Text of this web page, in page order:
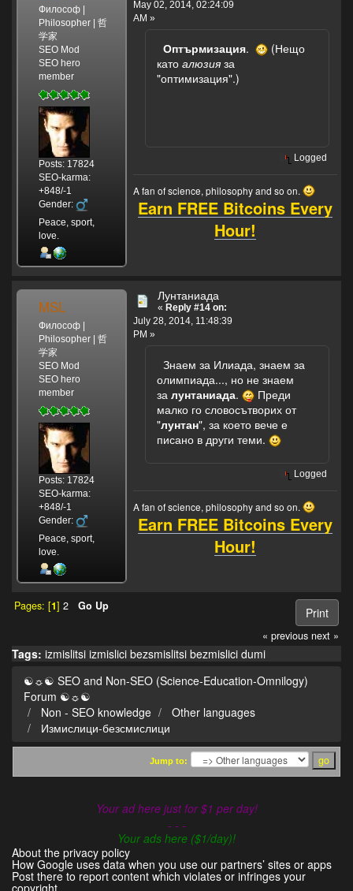
Представьте
съела
кузнеца!
думал,
не
гадал
он
Такого
вот
себе,
Представьте
себе,
Никак
не
ожидал
Представьте
себе,
Такого
Философ |
Philosopher | 哲
学家
SEO Mod
SEO hero
member
Posts: 17824
SEO-karma:
+848/-1
Gender:
Peace, sport,
love.
May 02, 2014, 02:24:09
AM »
Оптърмизация.
(Нещо
като алюзия за
"оптимизация".)
Logged
A fan of science, philosophy and so on.
Earn FREE Bitcoins Every
Hour!
MSL
Философ |
Philosopher | 哲
学家
SEO Mod
SEO hero
member
Posts: 17824
SEO-karma:
+848/-1
Gender:
Peace, sport,
love.
Лунтаниада
« Reply #14 on:
July 28, 2014, 11:48:39
PM »
Знаем за Илиада, знаем за
олимпиада..., но не знаем
за лунтаниада.
Преди
малко го словосътворих от
"лунтан", за което вече е
писано в други теми.
Logged
A fan of science, philosophy and so on.
Earn FREE Bitcoins Every
Hour!
Print
Pages: [1] 2 Go Up
« previous next »
Tags: izmislitsi izmislici bezsmislitsi bezmislici dumi
☯☼☯ SEO and Non-SEO (Science-Education-Omnilogy)
Forum ☯☼☯
Non - SEO knowledge
Other languages
Измислици-безсмислици
Jump to:
Your ad here just for $1 per day!
- - -
Your ads here ($1/day)!
About the privacy policy
How Google uses data when you use our partners’ sites or apps
Post there to report content which violates or infringes your
copyright.